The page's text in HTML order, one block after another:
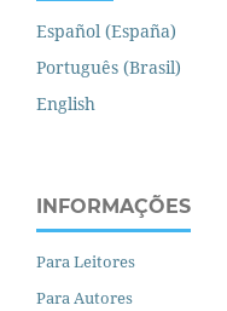
Español (España)
Português (Brasil)
English
INFORMAÇÕES
Para Leitores
Para Autores